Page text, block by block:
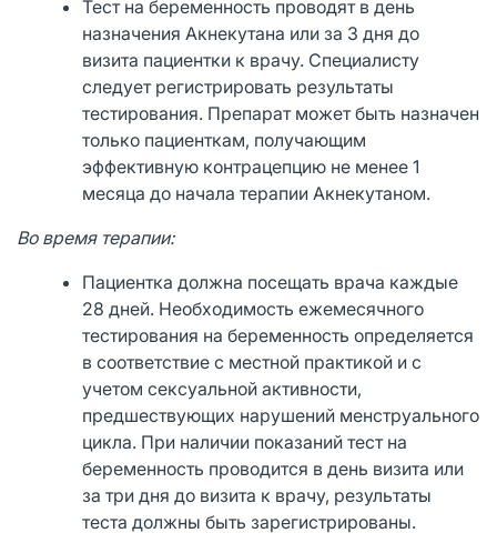
Тест на беременность проводят в день
назначения Акнекутана или за 3 дня до
визита пациентки к врачу. Специалисту
следует регистрировать результаты
тестирования. Препарат может быть назначен
только пациенткам, получающим
эффективную контрацепцию не менее 1
месяца до начала терапии Акнекутаном.
Во время терапии:
Пациентка должна посещать врача каждые
28 дней. Необходимость ежемесячного
тестирования на беременность определяется
в соответствие с местной практикой и с
учетом сексуальной активности,
предшествующих нарушений менструального
цикла. При наличии показаний тест на
беременность проводится в день визита или
за три дня до визита к врачу, результаты
теста должны быть зарегистрированы.